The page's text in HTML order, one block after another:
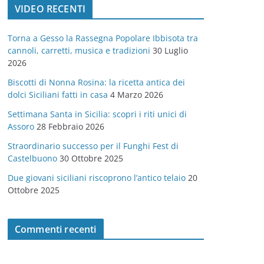
o
r
e
VIDEO RECENTI
Torna a Gesso la Rassegna Popolare Ibbisota tra
cannoli, carretti, musica e tradizioni 30 Luglio
2026
Biscotti di Nonna Rosina: la ricetta antica dei
dolci Siciliani fatti in casa 4 Marzo 2026
Settimana Santa in Sicilia: scopri i riti unici di
Assoro 28 Febbraio 2026
Straordinario successo per il Funghi Fest di
Castelbuono 30 Ottobre 2025
Due giovani siciliani riscoprono l’antico telaio 20
Ottobre 2025
Commenti recenti